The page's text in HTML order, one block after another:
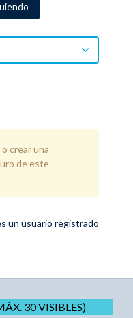
o crear una
de este
un usuario registrado
30 VISIBLES)